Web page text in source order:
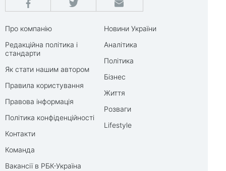
Про компанію
Редакційна політика і
стандарти
Як стати нашим автором
Правила користування
Правова інформація
Політика конфіденційності
Контакти
Команда
Вакансії в РБК-Україна
Новини України
Аналітика
Політика
Бізнес
Життя
Розваги
Lifestyle